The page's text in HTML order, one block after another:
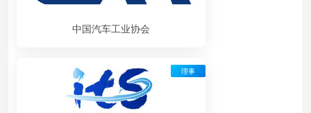
中国汽车工业协会
理事